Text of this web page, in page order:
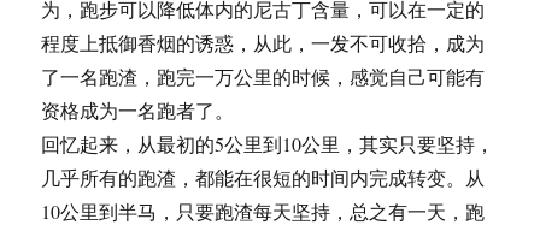
表
牌
为，跑步可以降低体内的尼古丁含量，可以在一定的
程度上抵御香烟的诱惑，从此，一发不可收拾，成为
了一名跑渣，跑完一万公里的时候，感觉自己可能有
资格成为一名跑者了。
回忆起来，从最初的5公里到10公里，其实只要坚持，
几乎所有的跑渣，都能在很短的时间内完成转变。从
10公里到半马，只要跑渣每天坚持，总之有一天，跑